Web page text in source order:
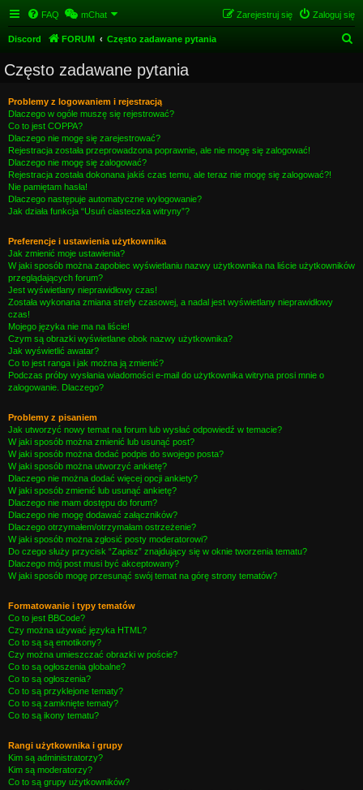
FAQ mChat Zaloguj się
Zarejestruj się
Discord FORUM Często zadawane pytania
Często zadawane pytania
Problemy z logowaniem i rejestracją
Dlaczego w ogóle muszę się rejestrować?
Co to jest COPPA?
Dlaczego nie mogę się zarejestrować?
Rejestracja została przeprowadzona poprawnie, ale nie mogę się zalogować!
Dlaczego nie mogę się zalogować?
Rejestracja została dokonana jakiś czas temu, ale teraz nie mogę się zalogować?!
Nie pamiętam hasła!
Dlaczego następuje automatyczne wylogowanie?
Jak działa funkcja “Usuń ciasteczka witryny”?
Preferencje i ustawienia użytkownika
Jak zmienić moje ustawienia?
W jaki sposób można zapobiec wyświetlaniu nazwy użytkownika na liście użytkowników
przeglądających forum?
Jest wyświetlany nieprawidłowy czas!
Została wykonana zmiana strefy czasowej, a nadal jest wyświetlany nieprawidłowy
czas!
Mojego języka nie ma na liście!
Czym są obrazki wyświetlane obok nazwy użytkownika?
Jak wyświetlić awatar?
Co to jest ranga i jak można ją zmienić?
Podczas próby wysłania wiadomości e-mail do użytkownika witryna prosi mnie o
zalogowanie. Dlaczego?
Problemy z pisaniem
Jak utworzyć nowy temat na forum lub wysłać odpowiedź w temacie?
W jaki sposób można zmienić lub usunąć post?
W jaki sposób można dodać podpis do swojego posta?
W jaki sposób można utworzyć ankietę?
Dlaczego nie można dodać więcej opcji ankiety?
W jaki sposób zmienić lub usunąć ankietę?
Dlaczego nie mam dostępu do forum?
Dlaczego nie mogę dodawać załączników?
Dlaczego otrzymałem/otrzymałam ostrzeżenie?
W jaki sposób można zgłosić posty moderatorowi?
Do czego służy przycisk “Zapisz” znajdujący się w oknie tworzenia tematu?
Dlaczego mój post musi być akceptowany?
W jaki sposób mogę przesunąć swój temat na górę strony tematów?
Formatowanie i typy tematów
Co to jest BBCode?
Czy można używać języka HTML?
Co to są są emotikony?
Czy można umieszczać obrazki w poście?
Co to są ogłoszenia globalne?
Co to są ogłoszenia?
Co to są przyklejone tematy?
Co to są zamknięte tematy?
Co to są ikony tematu?
Rangi użytkownika i grupy
Kim są administratorzy?
Kim są moderatorzy?
Co to są grupy użytkowników?